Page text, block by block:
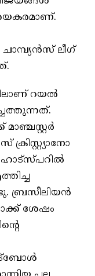
ചാമ്പ്യന്‍സ് ലീഗ്
റയല്‍
ബ്രസീലിയന്‍
ശേഷം